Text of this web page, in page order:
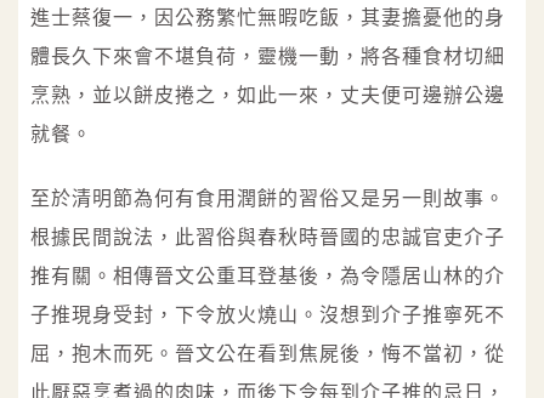
進士蔡復一，因公務繁忙無暇吃飯，其妻擔憂他的身
體長久下來會不堪負荷，靈機一動，將各種食材切細
烹熟，並以餅皮捲之，如此一來，丈夫便可邊辦公邊
就餐。
至於清明節為何有食用潤餅的習俗又是另一則故事。
根據民間說法，此習俗與春秋時晉國的忠誠官吏介子
推有關。相傳晉文公重耳登基後，為令隱居山林的介
子推現身受封，下令放火燒山。沒想到介子推寧死不
屈，抱木而死。晉文公在看到焦屍後，悔不當初，從
此厭惡烹煮過的肉味，而後下令每到介子推的忌日，